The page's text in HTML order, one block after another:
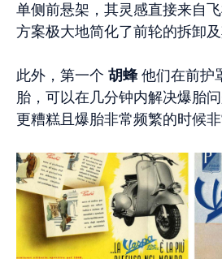
单侧前悬架，其灵感直接来自
方案极大地简化了前轮的拆卸及
此外，第一个 胡蜂他们在前护
胎，可以在几分钟内解决爆胎
更糟糕且爆胎非常频繁的时候非